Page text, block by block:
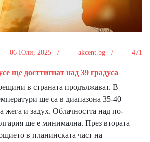
06 Юли, 2025 / akcent.bg / 471
ще досттигнат над 39 градуса
в страната продължават. В
ще са в диапазона 35-40
жега и задух. Облачността над по-
ще е минимална. През втората
в планинската част на